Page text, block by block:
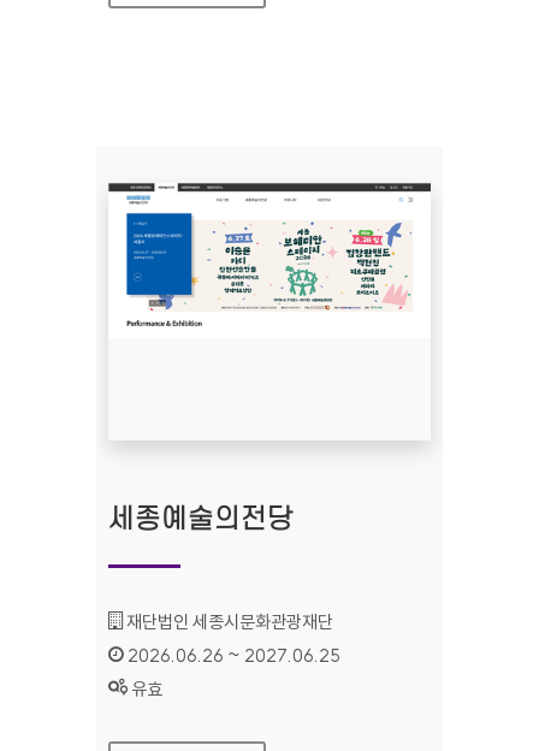
세종예술의전당
기관명 :
재단법인 세종시문화관광재단
인증기간 :
2026.06.26 ~ 2027.06.25
상태 :
유효